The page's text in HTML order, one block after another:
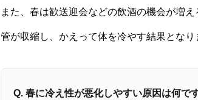
また、春は歓送迎会などの飲酒の機会が増
管が収縮し、かえって体を冷やす結果とな
Q. 春に冷え性が悪化しやすい原因は何で